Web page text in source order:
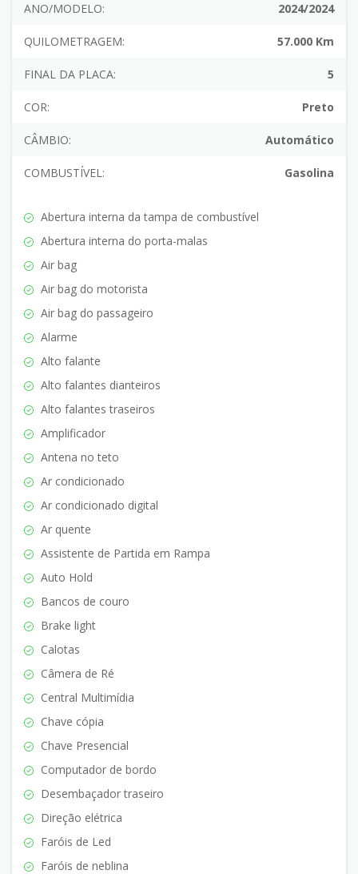
ANO/MODELO: 2024/2024
QUILOMETRAGEM: 57.000 Km
FINAL DA PLACA: 5
COR: Preto
CÂMBIO: Automático
COMBUSTÍVEL: Gasolina
Abertura interna da tampa de combustível
Abertura interna do porta-malas
Air bag
Air bag do motorista
Air bag do passageiro
Alarme
Alto falante
Alto falantes dianteiros
Alto falantes traseiros
Amplificador
Antena no teto
Ar condicionado
Ar condicionado digital
Ar quente
Assistente de Partida em Rampa
Auto Hold
Bancos de couro
Brake light
Calotas
Câmera de Ré
Central Multimídia
Chave cópia
Chave Presencial
Computador de bordo
Desembaçador traseiro
Direção elétrica
Faróis de Led
Faróis de neblina